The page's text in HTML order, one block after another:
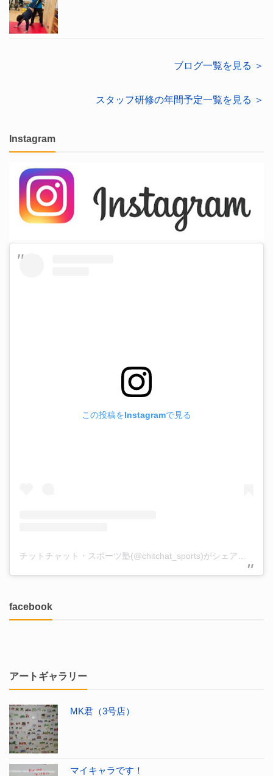
ブログ一覧を見る ＞
スタッフ研修の年間予定一覧を見る ＞
Instagram
この投稿をInstagramで見る
facebook
アートギャラリー
MK君（3号店）
マイキャラです！